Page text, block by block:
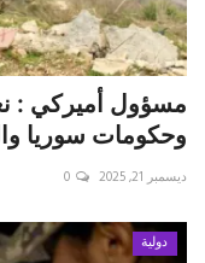
مسؤول أميركي :
وحكومات سوريا
ديسمبر 21, 2025 0
دولية